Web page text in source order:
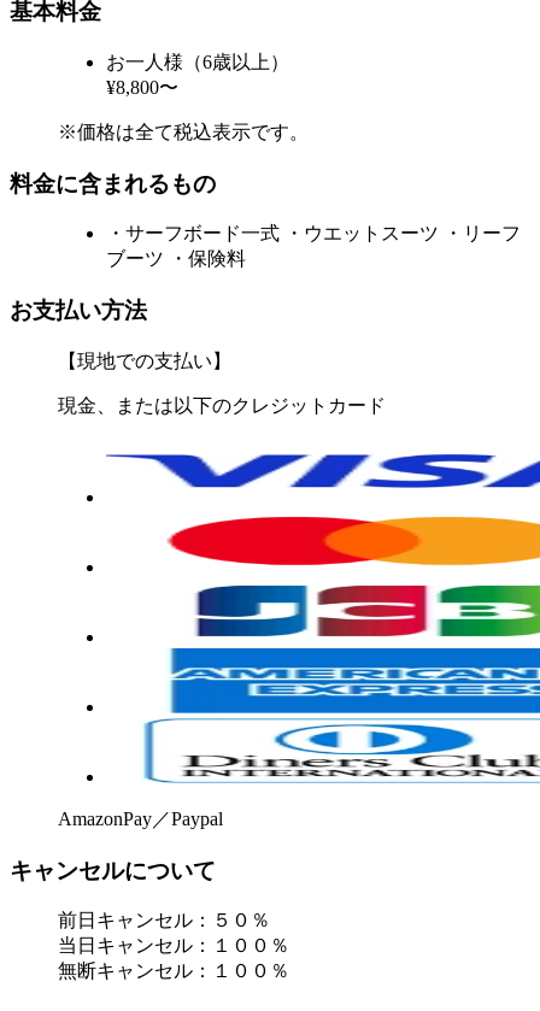
基本料金
お一人様（6歳以上）
¥8,800〜
※価格は全て税込表示です。
料金に含まれるもの
・サーフボード一式 ・ウエットスーツ ・リーフ
ブーツ ・保険料
お支払い方法
【現地での支払い】
現金、または以下のクレジットカード
AmazonPay／Paypal
キャンセルについて
前日キャンセル：５０％
当日キャンセル：１００％
無断キャンセル：１００％